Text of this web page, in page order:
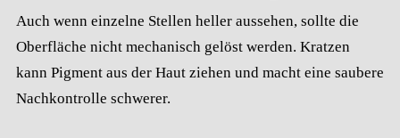
Auch wenn einzelne Stellen heller aussehen, sollte die
Oberfläche nicht mechanisch gelöst werden. Kratzen
kann Pigment aus der Haut ziehen und macht eine saubere
Nachkontrolle schwerer.